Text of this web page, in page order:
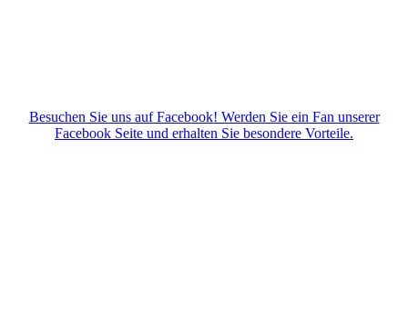
Besuchen Sie uns auf Facebook! Werden Sie ein Fan unserer
Facebook Seite und erhalten Sie besondere Vorteile.